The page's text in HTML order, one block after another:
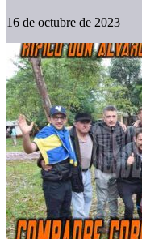
16 de octubre de 2023